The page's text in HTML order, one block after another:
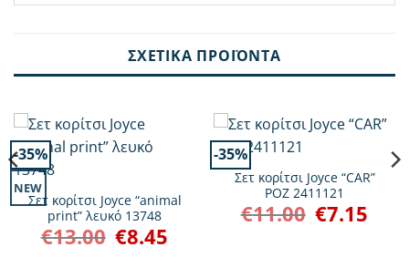
ΣΧΕΤΙΚΆ ΠΡΟΪΌΝΤΑ
-35%
NEW
Σετ κορίτσι Joyce “animal
print” λευκό 13748
€13.00 Original
price
€8.45
-35%
Σετ κορίτσι Joyce “CAR”
ΡΟΖ 2411121
€11.00 Original
price
€7.15